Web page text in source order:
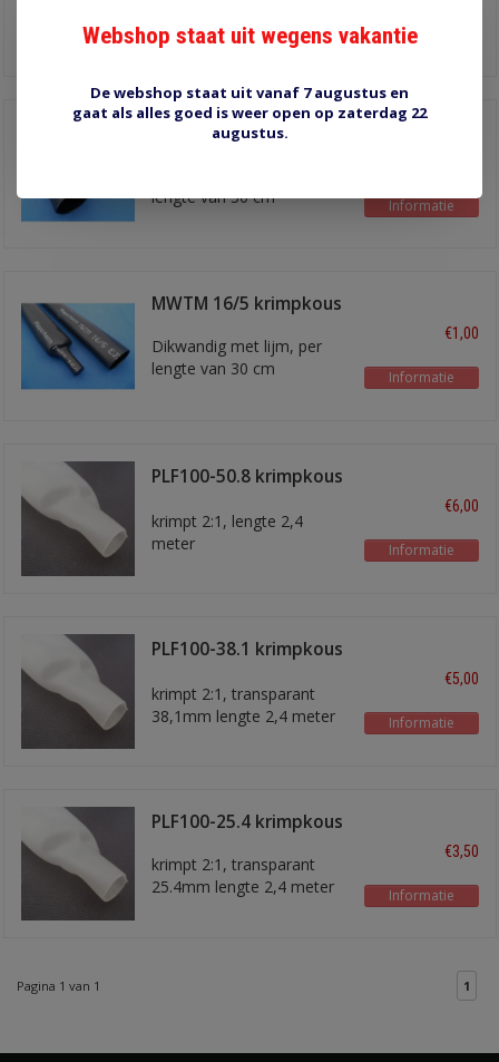
Informatie
MWTM 25/8 krimpkous
lengte van 30 cm
Informatie
MWTM 16/5 krimpkous
Dikwandig met lijm, per
lengte van 30 cm
€1,00
Informatie
PLF100-50.8 krimpkous
krimpt 2:1, lengte 2,4
meter
€6,00
Informatie
PLF100-38.1 krimpkous
krimpt 2:1, transparant
38,1mm lengte 2,4 meter
€5,00
Informatie
PLF100-25.4 krimpkous
krimpt 2:1, transparant
25.4mm lengte 2,4 meter
€3,50
Informatie
Pagina 1 van 1 1
Webshop staat uit wegens vakantie
De webshop staat uit vanaf 7 augustus en
gaat als alles goed is weer open op zaterdag 22
augustus.